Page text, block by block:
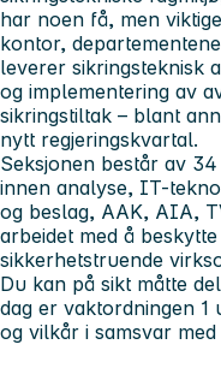
har noen få, men
kontor,
leverer sikringsteknisk
og implementering av
sikringstiltak – blant
nytt regjeringskvartal.
Seksjonen består av
innen analyse, IT-
og beslag, AAK, AIA,
arbeidet med å
sikkerhetstruende
Du kan på sikt måtte
dag er vaktordningen 1
og vilkår i samsvar